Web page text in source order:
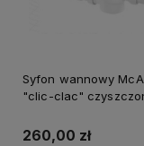
Syfon wannowy McAlpine
"clic-clac"
260,00 zł